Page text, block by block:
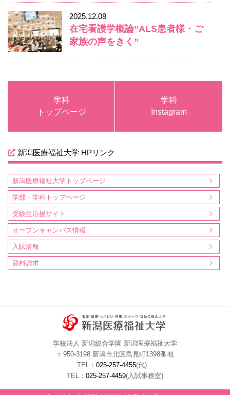
2025.12.08
在宅看護学概論”ALS患者様・ご
家族の声をきく”
学科
トップページ
学科
Instagram
新潟医療福祉大学 HPリンク
新潟医療福祉大学トップページ
学部・学科トップページ
受験生応援サイト
オープンキャンパス情報
入試情報
資料請求
学校法人 新潟総合学園 新潟医療福祉大学
〒950-3198 新潟市北区島見町1398番地
TEL： 025-257-4455(代)
TEL： 025-257-4459(入試事務室)